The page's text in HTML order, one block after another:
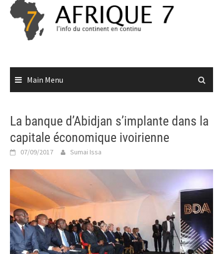
Skip
content
Main Menu
La banque d’Abidjan s’implante dans la
capitale économique ivoirienne
07/09/2017 Sumai Issa